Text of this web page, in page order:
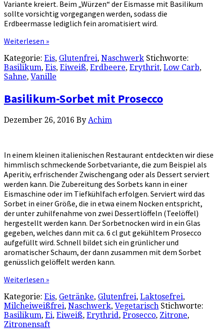
Variante kreiert. Beim „Würzen“ der Eismasse mit Basilikum
sollte vorsichtig vorgegangen werden, sodass die
Erdbeermasse lediglich fein aromatisiert wird.
Weiterlesen »
Kategorie: Eis, Glutenfrei, Naschwerk Stichworte:
Basilikum, Eis, Eiweiß, Erdbeere, Erythrit, Low Carb,
Sahne, Vanille
Basilikum-Sorbet mit Prosecco
Dezember 26, 2016 By Achim
In einem kleinen italienischen Restaurant entdeckten wir diese
himmlisch schmeckende Sorbetvariante, die zum Beispiel als
Aperitiv, erfrischender Zwischengang oder als Dessert serviert
werden kann. Die Zubereitung des Sorbets kann in einer
Eismaschine oder im Tiefkühlfach erfolgen. Serviert wird das
Sorbet in einer Größe, die in etwa einem Nocken entspricht,
der unter zuhilfenahme von zwei Dessertlöffeln (Teelöffel)
hergestellt werden kann. Der Sorbetnocken wird in ein Glas
gegeben, welches dann mit ca. 6 cl gut gekühltem Prosecco
aufgefüllt wird. Schnell bildet sich ein grünlicher und
aromatischer Schaum, der dann zusammen mit dem Sorbet
genüsslich gelöffelt werden kann.
Weiterlesen »
Kategorie: Eis, Getränke, Glutenfrei, Laktosefrei,
Milcheiweißfrei, Naschwerk, Vegetarisch Stichworte:
Basilikum, Ei, Eiweiß, Erythrid, Prosecco, Zitrone,
Zitronensaft